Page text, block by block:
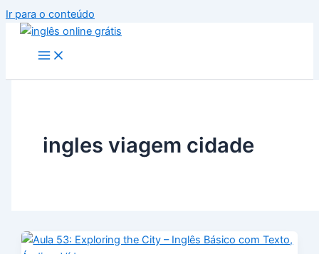
Ir para o conteúdo
ingles viagem cidade